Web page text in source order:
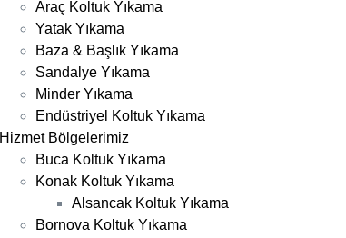
Araç Koltuk Yıkama
Yatak Yıkama
Baza & Başlık Yıkama
Sandalye Yıkama
Minder Yıkama
Endüstriyel Koltuk Yıkama
Hizmet Bölgelerimiz
Buca Koltuk Yıkama
Konak Koltuk Yıkama
Alsancak Koltuk Yıkama
Bornova Koltuk Yıkama